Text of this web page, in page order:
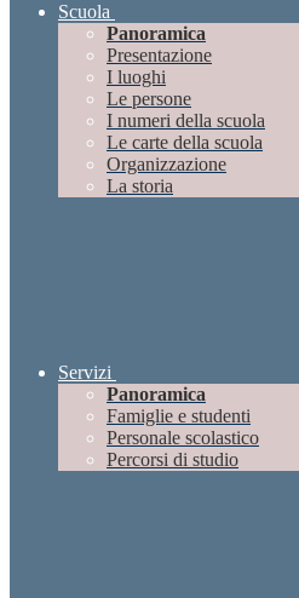
Scuola
Panoramica
Presentazione
I luoghi
Le persone
I numeri della scuola
Le carte della scuola
Organizzazione
La storia
Servizi
Panoramica
Famiglie e studenti
Personale scolastico
Percorsi di studio